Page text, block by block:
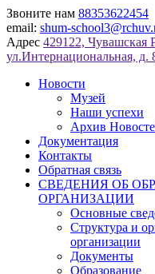
Звоните нам 88353622454
email: shum-
Адрес 429122, Чувашская
ул.Интернациональная, д.
Новости
Музей
Наши успехи
Архив
Документация
Контакты
Обратная связь
СВЕДЕНИЯ ОБ
ОРГАНИЗАЦИИ
Основные
Структура и
организации
Документы
Образование